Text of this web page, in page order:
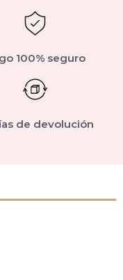
100% seguro
de devolución